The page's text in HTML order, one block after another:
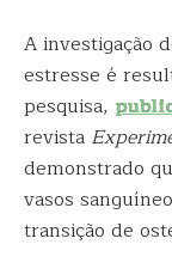
A investigação
estresse é
pesquisa,
revista
demonstrado
vasos
transição de